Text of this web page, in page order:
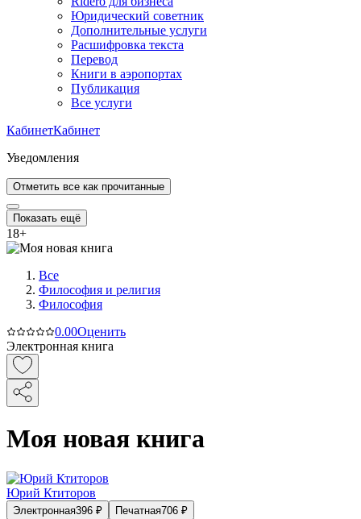
Юридический советник
Дополнительные услуги
Расшифровка текста
Перевод
Книги в аэропортах
Публикация
Все услуги
КабинетКабинет
Уведомления
Отметить все как прочитанные
Показать ещё
18+
Все
Философия и религия
Философия
0.00Оценить
Электронная книга
Моя новая книга
Юрий Ктиторов
Электронная396 ₽ Печатная706 ₽